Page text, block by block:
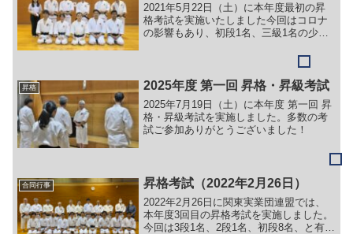
2021年5月22日（土）に本年度最初の昇
格考試を実施いたしました今回はコロナ
の影響もあり、初段1名、三級1名の少数
ました。昇格考試での理事長の皆様への
昇格 2025年度 第一回 昇格・昇級考試
2025年7月19日（土）に本年度 第一回 昇
格・昇級考試を実施しました。多数の考
試ご参加ありがとうございました！
合同行事 昇格考試（2022年2月26日）
2022年2月26日に関東実業団連盟では、
本年度3回目の昇格考試を実施しました。
今回は3段1名、2段1名、初段8名、と有段